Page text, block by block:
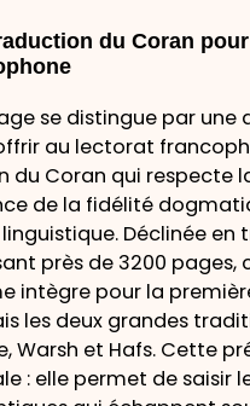
du Coran
se distingue par une
au lectorat
du Coran qui respecte
de la fidélité
Déclinée en
près de 3200 pages,
intègre pour la
les deux grandes
Warsh et Hafs. Cette
: elle permet de saisir